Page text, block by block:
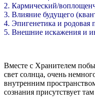
2. Кармический/
3. Влияние будущего
4. Эпигенетика и родовая
5. Внешние искажения и
Вместе с Хранителем
свет солнца, очень
внутренним
сознания присутствует